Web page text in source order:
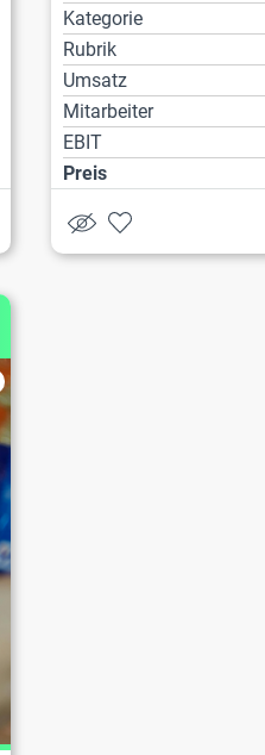
Kategorie
Rubrik
Umsatz
Mitarbeiter
EBIT
Preis